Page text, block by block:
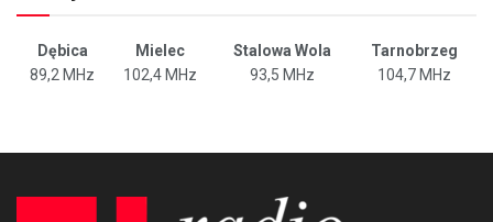
Dębica Mielec Stalowa Wola
Tarnobrzeg
89,2 MHz
102,4 MHz 93,5 MHz 104,7 MHz